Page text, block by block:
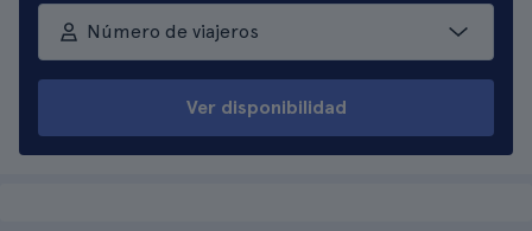
Número de viajeros
Ver disponibilidad